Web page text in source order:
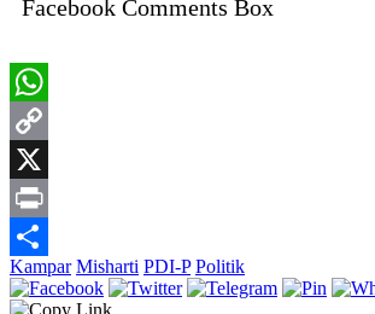
Facebook Comments Box
WhatsApp
Copy
Link
X
Print
Share
Kampar Misharti PDI-P Politik